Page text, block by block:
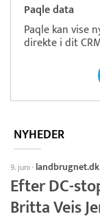
Paqle data
Paqle kan vise
direkte i dit
NYHEDER
9. juni · landbrugnet.dk
Efter DC-
Britta Veis